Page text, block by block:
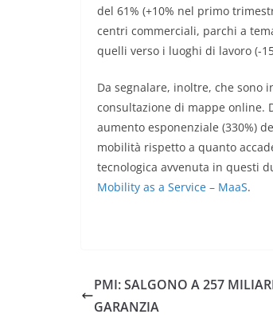
del 61% (+10% nel primo
centri commerciali, parchi a
quelli verso i luoghi di lavoro (-
Da segnalare, inoltre, che sono
consultazione di mappe online.
aumento esponenziale (330%)
mobilità rispetto a quanto
tecnologica avvenuta in questi
Mobility as a Service – MaaS.
PMI: SALGONO A 257
GARANZIA